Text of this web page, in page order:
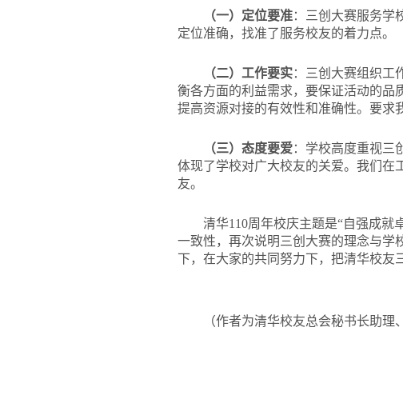
（一）定位要准：三创大赛服务学
定位准确，找准了服务校友的着力点。
（二）工作要实：三创大赛组织工
衡各方面的利益需求，要保证活动的品
提高资源对接的有效性和准确性。要求
（三）态度要爱：学校高度重视三
体现了学校对广大校友的关爱。我们在
友。
清华110周年校庆主题是“自强成就
一致性，再次说明三创大赛的理念与学
下，在大家的共同努力下，把清华校友
（作者为清华校友总会秘书长助理